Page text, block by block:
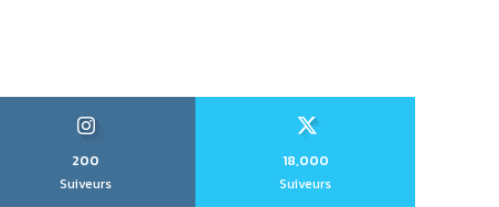
200
Suiveurs
18,000
Suiveurs